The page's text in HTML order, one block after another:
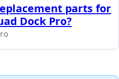
parts for
Dock Pro?